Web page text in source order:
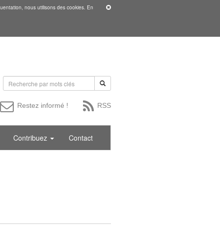
nous utilisons des cookies. En
RSS
Restez informé !
Contribuez Contact